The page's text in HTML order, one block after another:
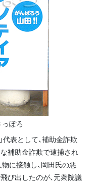
ぽろ
表として、補助金詐欺
補助金詐欺で逮捕され
に接触し、岡田氏の悪
び出したのが、元衆院議